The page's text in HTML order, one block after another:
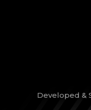
Developed &